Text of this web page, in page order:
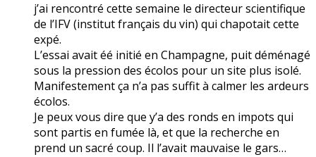
j’ai rencontré cette semaine le directeur scientifique
de l’IFV (institut français du vin) qui chapotait cette
expé.
L’essai avait éé initié en Champagne, puit déménagé
sous la pression des écolos pour un site plus isolé.
Manifestement ça n’a pas suffit à calmer les ardeurs
écolos.
Je peux vous dire que y’a des ronds en impots qui
sont partis en fumée là, et que la recherche en
prend un sacré coup. Il l’avait mauvaise le gars…